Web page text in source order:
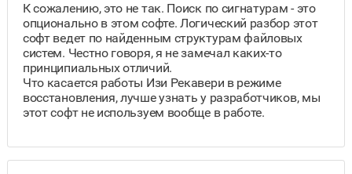
К сожалению, это не так. Поиск по сигнатурам - это
опционально в этом софте. Логический разбор этот
софт ведет по найденным структурам файловых
систем. Честно говоря, я не замечал каких-то
принципиальных отличий.
Что касается работы Изи Рекавери в режиме
восстановления, лучше узнать у разработчиков, мы
этот софт не используем вообще в работе.